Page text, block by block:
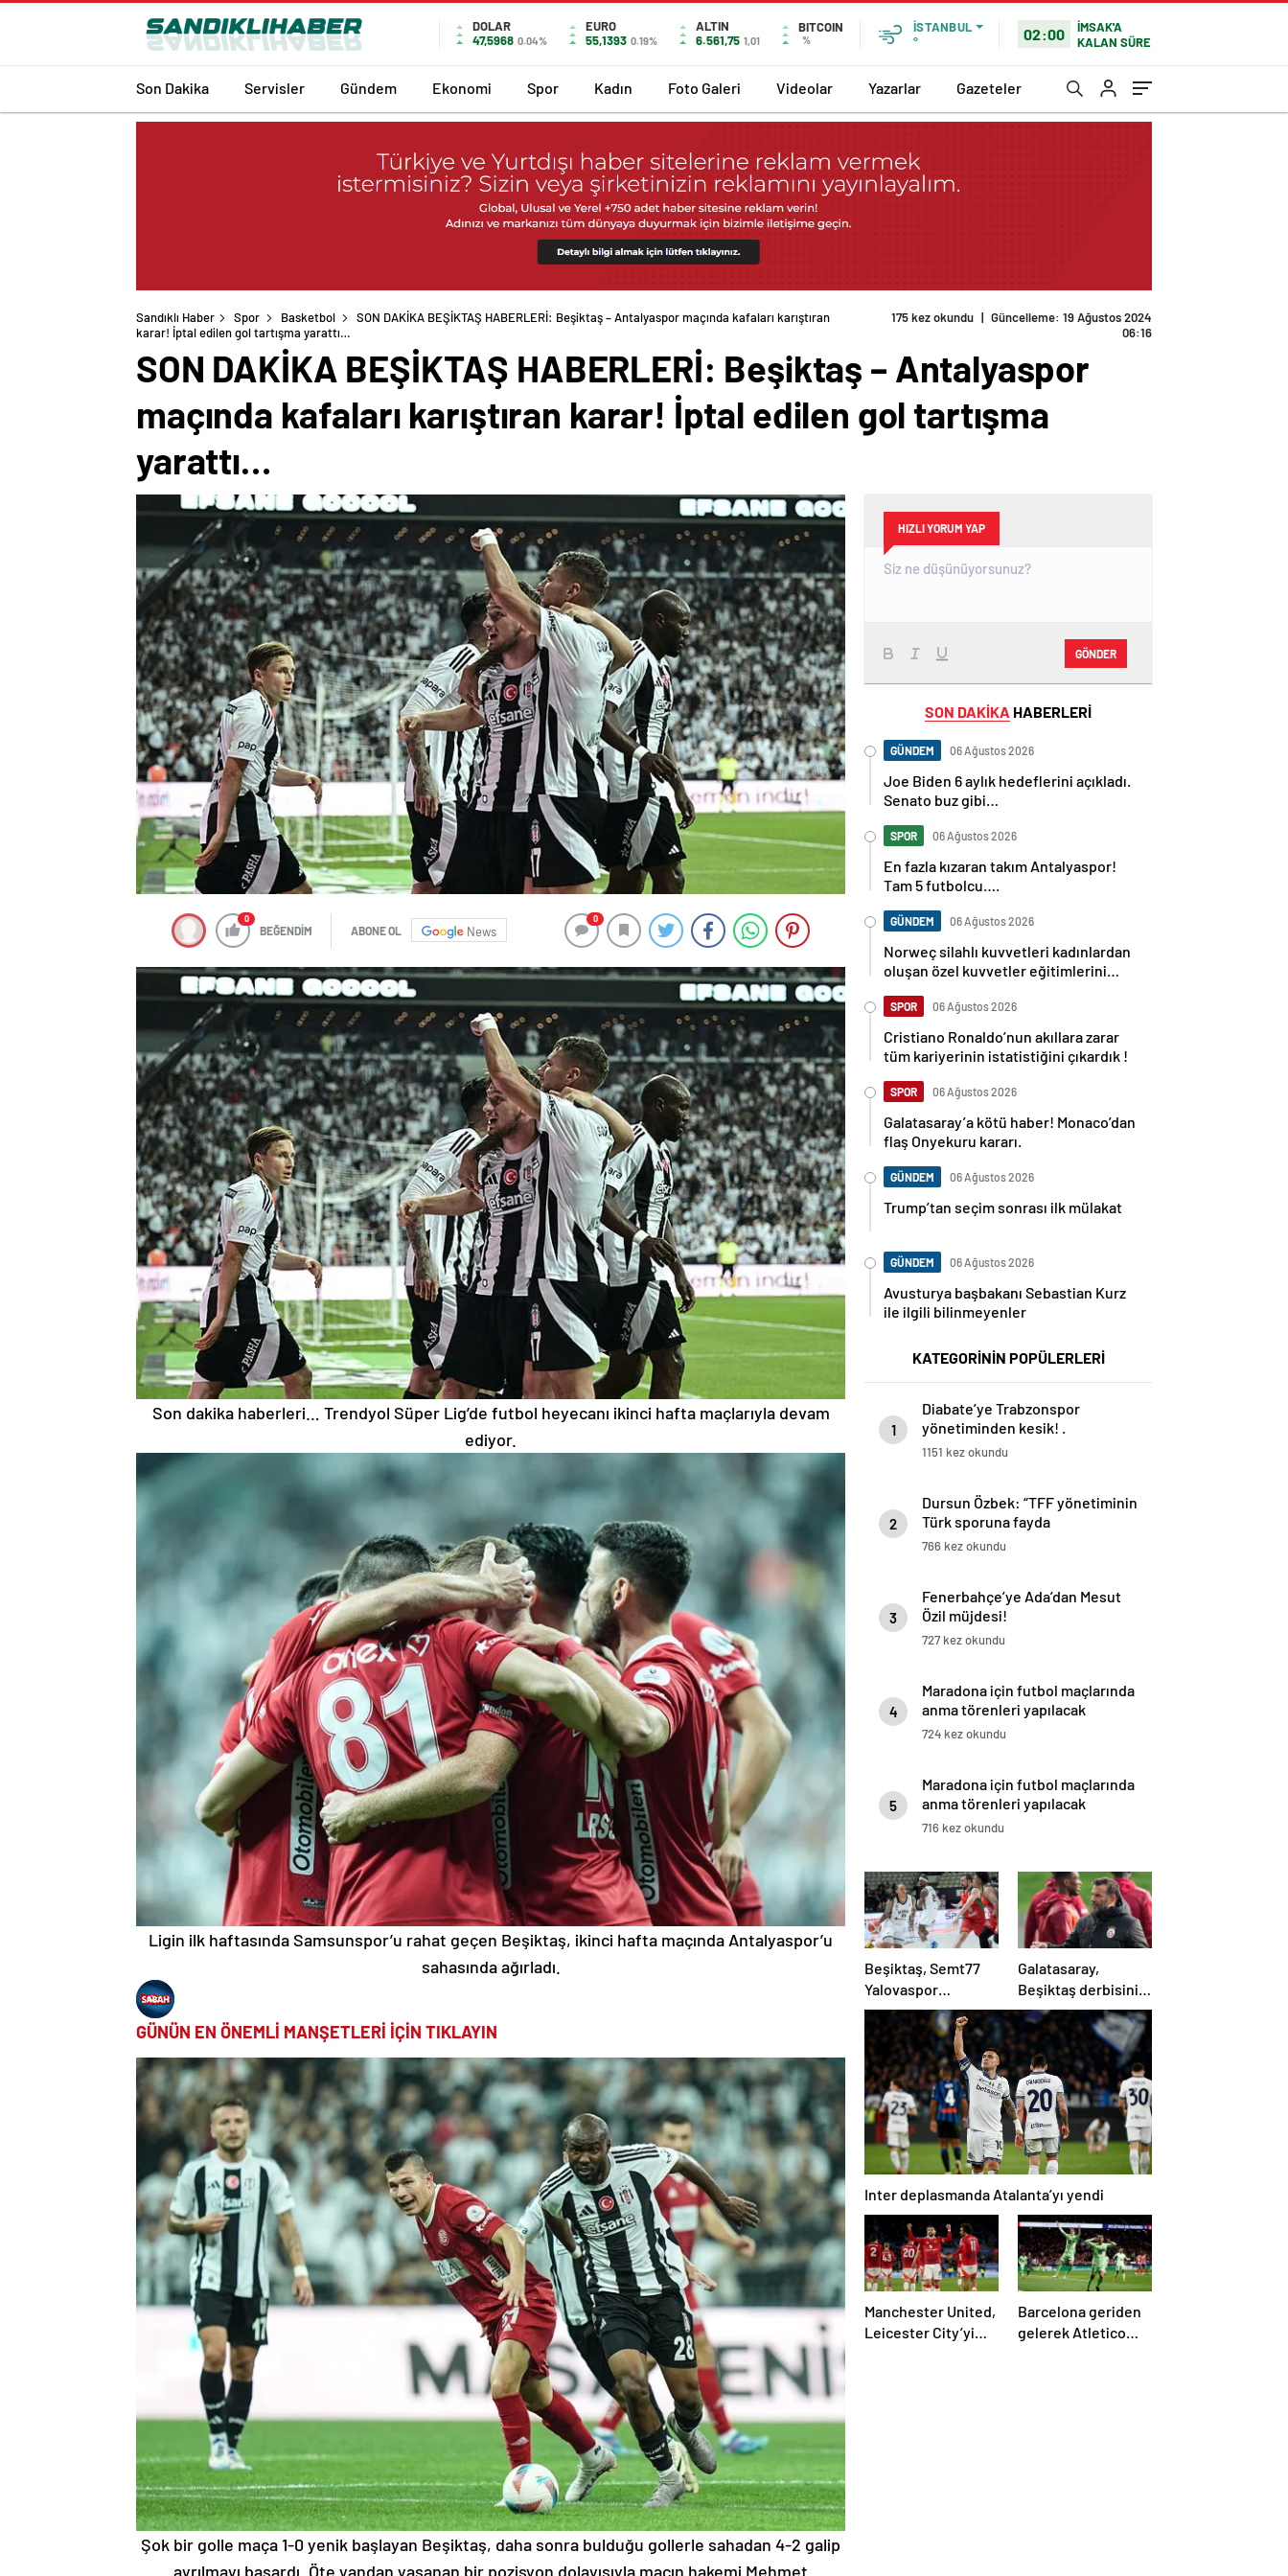
DOLAR
47,5968 0.04%
EURO
55,1393 0.19%
ALTIN
6.561,75 1,01
BITCOIN
%
İSTANBUL
°
02:00
İMSAK'A
KALAN SÜRE
Son Dakika Servisler Gündem Ekonomi Spor Kadın Foto Galeri Videolar Yazarlar Gazeteler
Sandıklı Haber Spor Basketbol SON DAKİKA BEŞİKTAŞ HABERLERİ: Beşiktaş – Antalyaspor maçında kafaları karıştıran karar! İptal edilen gol tartışma yarattı…
SON DAKİKA BEŞİKTAŞ HABERLERİ: Beşiktaş – Antalyaspor
maçında kafaları karıştıran karar! İptal edilen gol tartışma
yarattı…
News
Son dakika haberleri… Trendyol Süper Lig’de futbol heyecanı ikinci hafta maçlarıyla devam
ediyor.
Ligin ilk haftasında Samsunspor’u rahat geçen Beşiktaş, ikinci hafta maçında Antalyaspor’u
sahasında ağırladı.
GÜNÜN EN ÖNEMLİ MANŞETLERİ İÇİN TIKLAYIN
Şok bir golle maça 1-0 yenik başlayan Beşiktaş, daha sonra bulduğu gollerle sahadan 4-2 galip
ayrılmayı başardı. Öte yandan yaşanan bir pozisyon dolayısıyla maçın hakemi Mehmet
HIZLI YORUM YAP
GÖNDER
Joe Biden 6 aylık hedeflerini açıkladı.
Senato buz gibi…
En fazla kızaran takım Antalyaspor!
Tam 5 futbolcu….
Norweç silahlı kuvvetleri kadınlardan
oluşan özel kuvvetler eğitimlerini
başlattı.
Cristiano Ronaldo’nun akıllara zarar
tüm kariyerinin istatistiğini çıkardık !
Galatasaray’a kötü haber! Monaco’dan
flaş Onyekuru kararı.
Trump’tan seçim sonrası ilk mülakat
Avusturya başbakanı Sebastian Kurz
ile ilgili bilinmeyenler
1
yönetiminden kesik! .
1151 kez okundu
2
Türk sporuna fayda
getiremeyeceği kanaatine
ulaştık”
766 kez okundu
3
Özil müjdesi!
727 kez okundu
4
anma törenleri yapılacak
724 kez okundu
5
anma törenleri yapılacak
716 kez okundu
Beşiktaş, Semt77
Yalovaspor
karşısında
zorlanmadı
Galatasaray,
Beşiktaş derbisinin
hazırlıklarını
tamamladı
Inter deplasmanda Atalanta’yı yendi
Manchester United,
Leicester City’yi
farklı geçti
Barcelona geriden
gelerek Atletico
Madrid’i yıktı